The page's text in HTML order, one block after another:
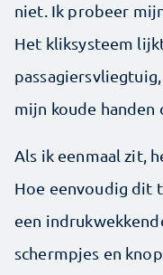
niet. Ik probeer
Het kliksysteem
mijn koude handen
Als ik eenmaal zit,
Hoe eenvoudig dit
een
schermpjes en